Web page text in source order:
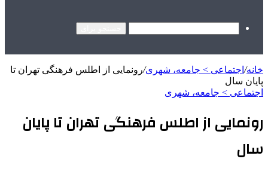
خانه/ اجتماعی > جامعه، شهری/رونمایی از اطلس فرهنگی تهران تا
پایان سال
اجتماعی > جامعه، شهری
رونمایی از اطلس فرهنگی تهران تا پایان
سال